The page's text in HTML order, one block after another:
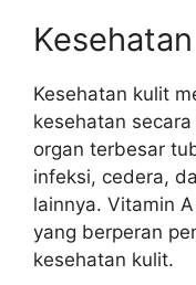
Kesehatan kulit
kesehatan
organ terbesar
infeksi, cedera,
lainnya. Vitamin
yang berperan
kesehatan kulit.